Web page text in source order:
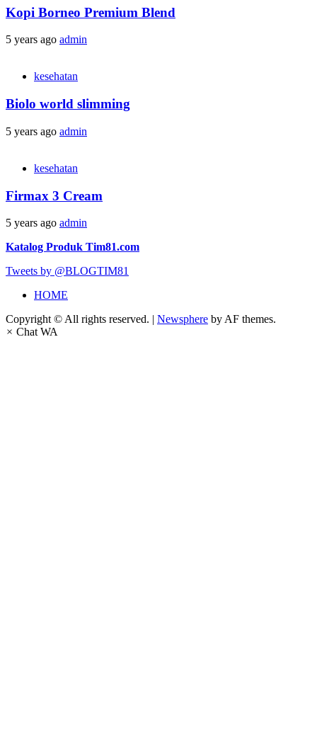
Kopi Borneo Premium Blend
5 years ago admin
kesehatan
Biolo world slimming
5 years ago admin
kesehatan
Firmax 3 Cream
5 years ago admin
Katalog Produk Tim81.com
Tweets by @BLOGTIM81
HOME
Copyright © All rights reserved. | Newsphere by AF themes.
× Chat WA